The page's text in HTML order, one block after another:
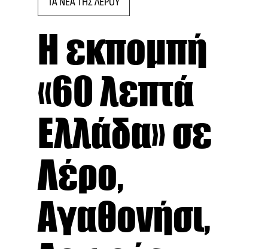
Η εκπομπή
«60 λεπτά
Ελλάδα» σε
Λέρο,
Αγαθονήσι,